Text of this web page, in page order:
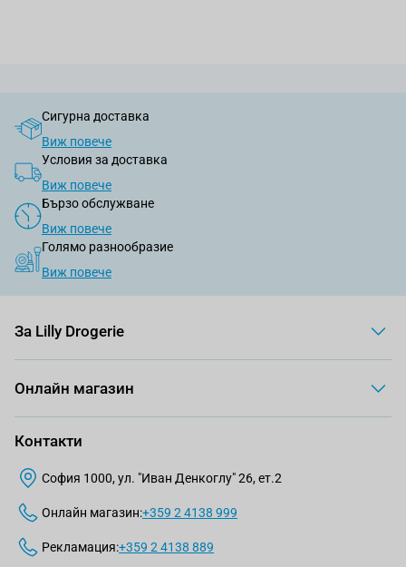
Сигурна доставка
Виж повече
Условия за доставка
Виж повече
Бързо обслужване
Виж повече
Голямо разнообразие
Виж повече
За Lilly Drogerie
Онлайн магазин
Контакти
София 1000, ул. "Иван Денкоглу" 26, ет.2
Онлайн магазин:+359 2 4138 999
Рекламация:+359 2 4138 889